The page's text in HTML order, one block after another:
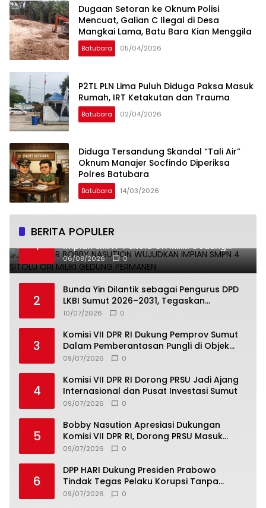
Dugaan Setoran ke Oknum Polisi
Mencuat, Galian C Ilegal di Desa
Mangkai Lama, Batu Bara Kian Menggila
Batubara 05/04/2026
P2TL PLN Lima Puluh Diduga Paksa Masuk
Rumah, IRT Ketakutan dan Trauma
Batubara 02/04/2026
Diduga Tersandung Skandal “Tali Air”
Oknum Manajer Socfindo Diperiksa
Polres Batubara
Batubara 14/03/2026
BERITA POPULER
1
Gubernur Bobby Nasution Wujudkan
Impian SMPN 4 Sitolu Ori Miliki Gedung
Permanen
06/08/2026 0
2
Bunda Yin Dilantik sebagai Pengurus DPD
LKBI Sumut 2026–2031, Tegaskan
Komitmen Perkuat Toleransi dan
10/07/2026 0
3
Komisi VII DPR RI Dukung Pemprov Sumut
Dalam Pemberantasan Pungli di Objek
Wisata
09/07/2026 0
4
Komisi VII DPR RI Dorong PRSU Jadi Ajang
Internasional dan Pusat Investasi Sumut
09/07/2026 0
5
Bobby Nasution Apresiasi Dukungan
Komisi VII DPR RI, Dorong PRSU Masuk
Kalender Event Nasional
09/07/2026 0
6
DPP HARI Dukung Presiden Prabowo
Tindak Tegas Pelaku Korupsi Tanpa
Tebang Pilih
09/07/2026 0